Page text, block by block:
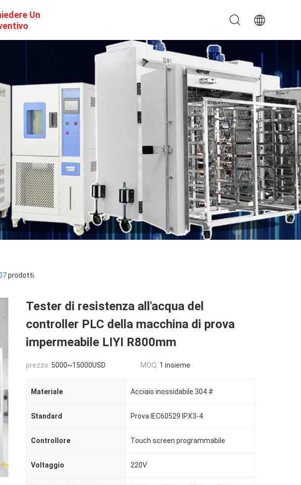
Un
prodotti.
Tester di resistenza all'acqua del
controller PLC della macchina di prova
impermeabile LIYI R800mm
prezzo: 5000~15000USD MOQ: 1 insieme
Materiale Acciaio inossidabile 304 #
Standard Prova IEC60529 IPX3-4
Controllore Touch screen programmabile
Voltaggio 220V